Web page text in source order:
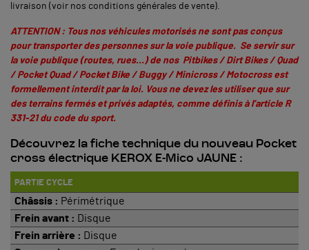
livraison (voir nos conditions générales de vente).
ATTENTION : Tous nos véhicules motorisés ne sont pas conçus
pour transporter des personnes sur la voie publique. Se servir sur
la voie publique (routes, rues…) de nos Pitbikes / Dirt Bikes / Quad
/ Pocket Quad / Pocket Bike / Buggy / Minicross / Motocross est
formellement interdit par la loi. Vous ne devez les utiliser que sur
des terrains fermés et privés adaptés, comme définis à l’article R
331-21 du code du sport.
Découvrez la fiche technique du nouveau Pocket
cross électrique KEROX E-Mico JAUNE :
PARTIE CYCLE
Châssis : Périmétrique
Frein avant : Disque
Frein arrière : Disque